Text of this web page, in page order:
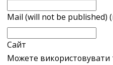
Mail (will not be published)
Сайт
Можете використовувати